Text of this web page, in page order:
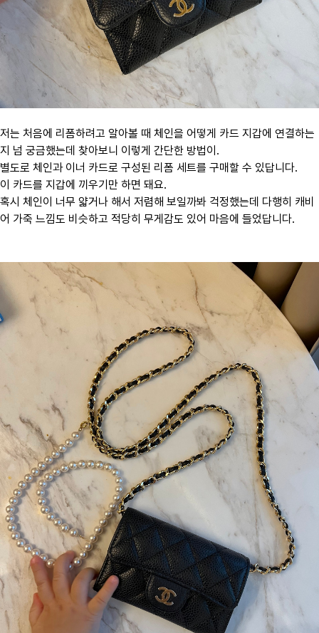
저는 처음에 리폼하려고 알아볼 때 체인을 어떻게 카드 지갑에 연결하는
지 넘 궁금했는데 찾아보니 이렇게 간단한 방법이.
별도로 체인과 이너 카드로 구성된 리폼 세트를 구매할 수 있답니다.
이 카드를 지갑에 끼우기만 하면 돼요.
혹시 체인이 너무 얇거나 해서 저렴해 보일까봐 걱정했는데 다행히 캐비
어 가죽 느낌도 비슷하고 적당히 무게감도 있어 마음에 들었답니다.